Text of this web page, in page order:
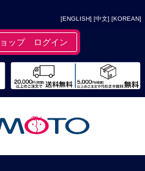
[ENGLISH] [中文] [KOREAN]
ップ ログイン